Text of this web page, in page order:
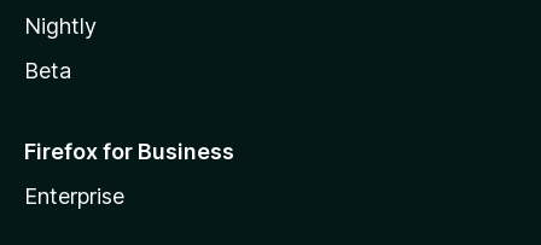
Nightly
Beta
Firefox for Business
Enterprise